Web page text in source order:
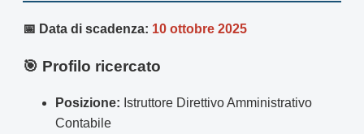
📅 Data di scadenza: 10 ottobre 2025
🎯 Profilo ricercato
Posizione: Istruttore Direttivo Amministrativo
Contabile